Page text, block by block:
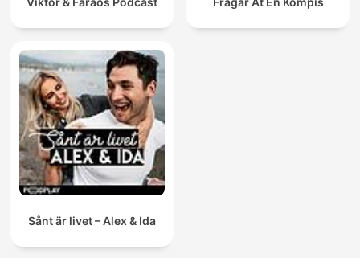
Sånt är livet – Alex & Ida